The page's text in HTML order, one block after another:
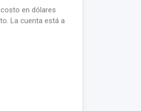
en dólares
La cuenta está a